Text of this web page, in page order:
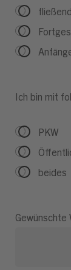
Ich bin mit
PKW
beides
Gewünschte